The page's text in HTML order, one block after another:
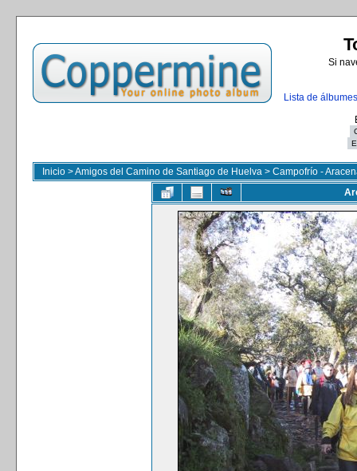
Si
Lista de álbumes
Inicio >Amigos del Camino de Santiago de Huelva > Campofrío -